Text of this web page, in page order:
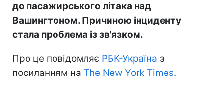
до пасажирського літака над
Вашингтоном. Причиною інциденту
стала проблема із зв'язком.
Про це повідомляє РБК-Україна з
посиланням на The New York Times.